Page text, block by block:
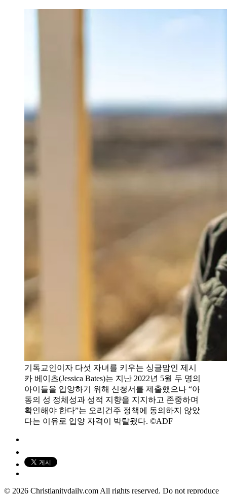
기독교인이자 다섯 자녀를 키우는 싱글맘인 제시
카 베이츠(Jessica Bates)는 지난 2022년 5월 두 명의
아이들을 입양하기 위해 신청서를 제출했으나 “아
동의 성 정체성과 성적 지향을 지지하고 존중하며
확인해야 한다”는 오리건주 정책에 동의하지 않았
다는 이유로 입양 자격이 박탈됐다. ©ADF
© 2026 Christianitydaily.com All rights reserved. Do not reproduce